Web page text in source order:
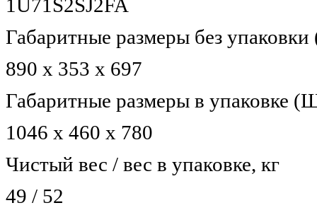
1U71S2SJ2FA
Габаритные размеры без
890 х 353 х 697
Габаритные размеры в упаковке
1046 х 460 х 780
Чистый вес / вес в упаковке, кг
49 / 52